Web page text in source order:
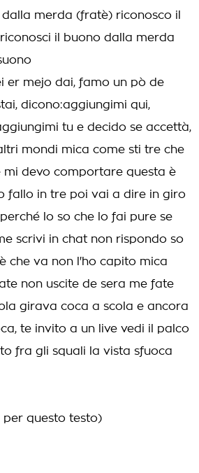
merda (fratè) riconosco il
il buono dalla merda
er mejo dai, famo un pò de
dicono:aggiungimi qui,
tu e decido se accettà,
mondi mica come sti tre che
mi devo comportare questa è
fallo in tre poi vai a dire in giro
lo so che lo fai pure se
scrivi in chat non rispondo so
che va non l'ho capito mica
non uscite de sera me fate
girava coca a scola e ancora
te invito a un live vedi il palco
fra gli squali la vista sfuoca
per questo testo)